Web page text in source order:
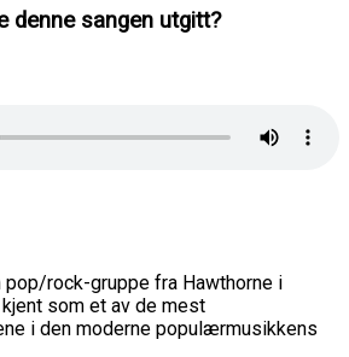
denne sangen utgitt?
pop/rock-gruppe fra Hawthorne i
som et av de mest
i den moderne populærmusikkens